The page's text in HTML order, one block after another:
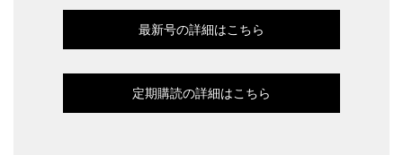
最新号の詳細はこちら
定期購読の詳細はこちら